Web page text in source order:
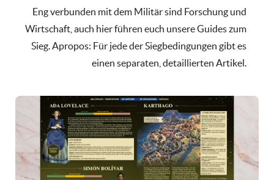
Eng verbunden mit dem Militär sind Forschung und
Wirtschaft, auch hier führen euch unsere Guides zum
Sieg. Apropos: Für jede der Siegbedingungen gibt es
einen separaten, detaillierten Artikel.